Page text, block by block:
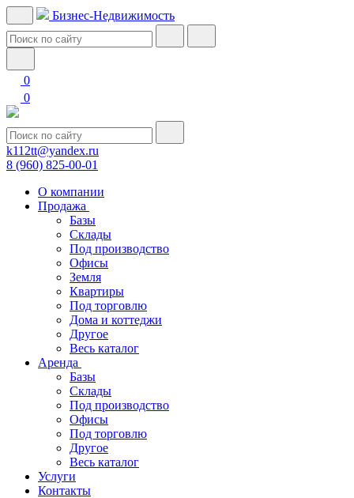
Бизнес-Недвижимость
0
0
k112tt@yandex.ru
8 (960) 825-00-01
О компании
Продажа
Базы
Склады
Под производство
Офисы
Земля
Квартиры
Под торговлю
Дома и коттеджи
Другое
Весь каталог
Аренда
Базы
Склады
Под производство
Офисы
Под торговлю
Другое
Весь каталог
Услуги
Контакты